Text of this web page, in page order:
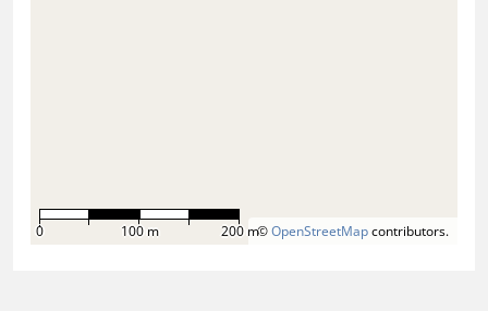
©OpenStreetMapcontributors.
0 100 m 200 m